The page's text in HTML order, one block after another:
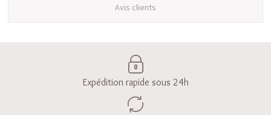
Avis clients
Expédition rapide sous 24h